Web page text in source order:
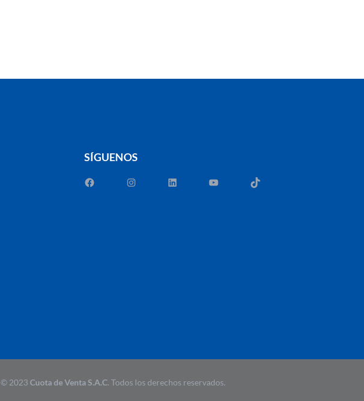
SÍGUENOS
© 2023Cuota de Venta S.A.C. Todos los derechos reservados.